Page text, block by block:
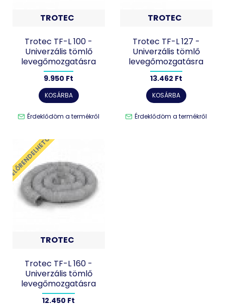
TROTEC
Trotec TF-L 100 -
Univerzális tömlő
levegőmozgatásra
9.950 Ft
KOSÁRBA
Érdeklődöm a termékről
TROTEC
Trotec TF-L 127 -
Univerzális tömlő
levegőmozgatásra
13.462 Ft
KOSÁRBA
Érdeklődöm a termékről
ELŐRENDELHETŐ
TROTEC
Trotec TF-L 160 -
Univerzális tömlő
levegőmozgatásra
12.450 Ft